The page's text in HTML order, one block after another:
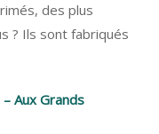
des plus
? Ils sont fabriqués
Aux Grands